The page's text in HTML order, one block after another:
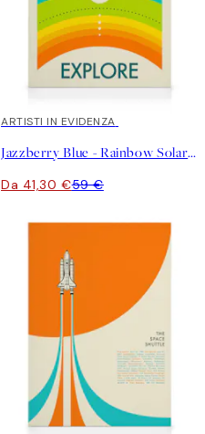
30%*
ARTISTI IN EVIDENZA
Jazzberry Blue - Rainbow Solar System Stampa su Tela
Da 41,30 €59 €